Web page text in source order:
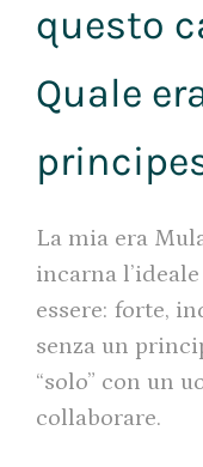
questo
Quale
La mia era
incarna
essere: forte,
senza un
“solo” con un
collaborare.